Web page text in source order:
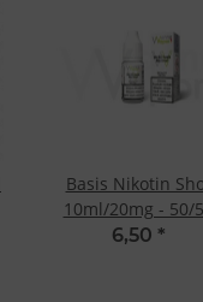
Basis Nikotin
10ml/20mg - 50/
6,50 *